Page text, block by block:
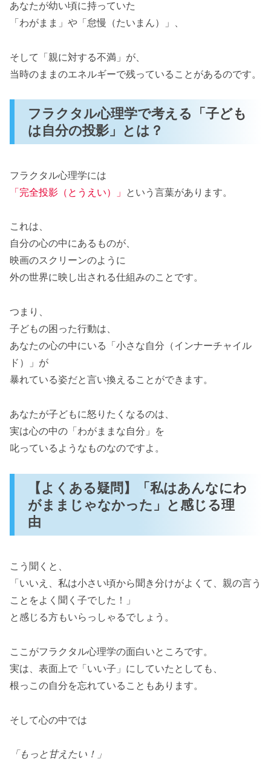
あなたが幼い頃に持っていた
「わがまま」や「怠慢（たいまん）」、
そして「親に対する不満」が、
当時のままのエネルギーで残っていることがあるのです。
フラクタル心理学で考える「子ども
は自分の投影」とは？
フラクタル心理学には
「完全投影（とうえい）」 という言葉があります。
これは、
自分の心の中にあるものが、
映画のスクリーンのように
外の世界に映し出される仕組みのことです。
つまり、
子どもの困った行動は、
あなたの心の中にいる「小さな自分（インナーチャイル
ド）」が
暴れている姿だと言い換えることができます。
あなたが子どもに怒りたくなるのは、
実は心の中の「わがままな自分」を
叱っているようなものなのですよ。
【よくある疑問】「私はあんなにわ
がままじゃなかった」と感じる理
由
こう聞くと、
「いいえ、私は小さい頃から聞き分けがよくて、親の言う
ことをよく聞く子でした！」
と感じる方もいらっしゃるでしょう。
ここがフラクタル心理学の面白いところです。
実は、表面上で「いい子」にしていたとしても、
根っこの自分を忘れていることもあります。
そして心の中では
「もっと甘えたい！」